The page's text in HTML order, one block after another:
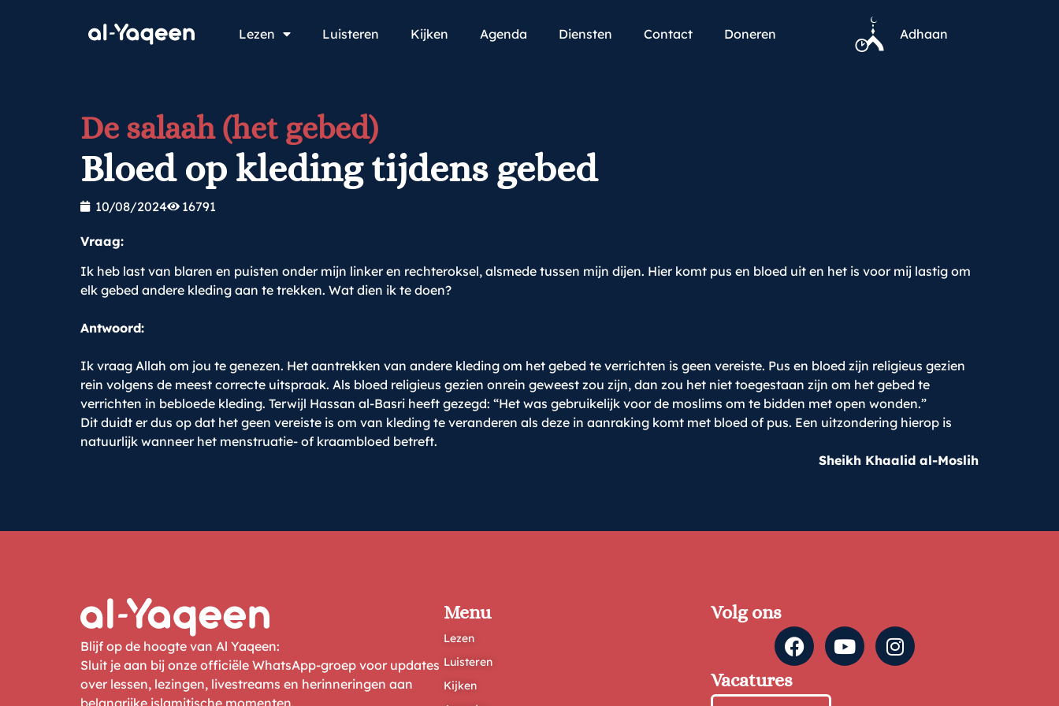
Lezen Luisteren Kijken Agenda Diensten Contact Doneren Adhaan
De salaah (het gebed)
Bloed op kleding tijdens gebed
10/08/2024 16791
Vraag:
Ik heb last van blaren en puisten onder mijn linker en rechteroksel, alsmede tussen mijn dijen. Hier komt pus en bloed uit en het is voor mij lastig om
elk gebed andere kleding aan te trekken. Wat dien ik te doen?
Antwoord:
Ik vraag Allah om jou te genezen. Het aantrekken van andere kleding om het gebed te verrichten is geen vereiste. Pus en bloed zijn religieus gezien
rein volgens de meest correcte uitspraak. Als bloed religieus gezien onrein geweest zou zijn, dan zou het niet toegestaan zijn om het gebed te
verrichten in bebloede kleding. Terwijl Hassan al-Basri heeft gezegd: “Het was gebruikelijk voor de moslims om te bidden met open wonden.”
Dit duidt er dus op dat het geen vereiste is om van kleding te veranderen als deze in aanraking komt met bloed of pus. Een uitzondering hierop is
natuurlijk wanneer het menstruatie- of kraambloed betreft.
Sheikh Khaalid al-Moslih
Blijf op de hoogte van Al Yaqeen:
Sluit je aan bij onze officiële WhatsApp-groep voor updates
over lessen, lezingen, livestreams en herinneringen aan
belangrijke islamitische momenten.
Menu
Lezen
Luisteren
Kijken
Volg ons
Vacatures